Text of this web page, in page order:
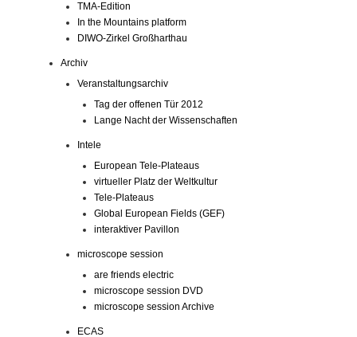
TMA-Edition
In the Mountains platform
DIWO-Zirkel Großharthau
Archiv
Veranstaltungsarchiv
Tag der offenen Tür 2012
Lange Nacht der Wissenschaften
Intele
European Tele-Plateaus
virtueller Platz der Weltkultur
Tele-Plateaus
Global European Fields (GEF)
interaktiver Pavillon
microscope session
are friends electric
microscope session DVD
microscope session Archive
ECAS